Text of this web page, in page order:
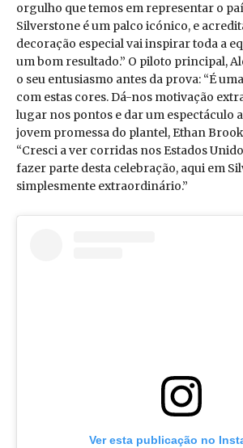
orgulho que temos em representar o
Silverstone é um palco icónico, e
decoração especial vai inspirar toda a
um bom resultado.” O piloto principal,
o seu entusiasmo antes da prova: “É
com estas cores. Dá-nos motivação
lugar nos pontos e dar um espectáculo
jovem promessa do plantel, Ethan
“Cresci a ver corridas nos Estados
fazer parte desta celebração, aqui em
simplesmente extraordinário.”
Ver esta publicação no